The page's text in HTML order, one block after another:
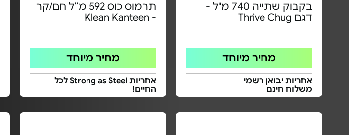
בקבוק שתייה 740 מ"ל -
דגם Thrive Chug
מחיר מיוחד
אחריות יבואן רשמי
משלוח חינם
תרמוס כוס 592 מ״ל חם/קר
- Klean Kanteen
מחיר מיוחד
אחריות Strong as Steel לכל
החיים!